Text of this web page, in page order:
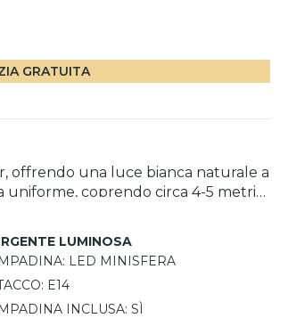
GRATUITA
offrendo una luce bianca naturale a
uniforme, coprendo circa 4-5 metri
la frequenza di sostituzione. Con
dei colori. Non dimmerabile,
LUMINOSA
LED MINISFERA
E14
INCLUSA: SÌ